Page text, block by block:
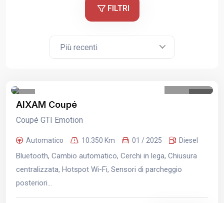
FILTRI
Più recenti
1 /4
AIXAM Coupé
Coupé GTI Emotion
Automatico 10.350 Km 01 / 2025 Diesel
Bluetooth, Cambio automatico, Cerchi in lega, Chiusura
centralizzata, Hotspot Wi-Fi, Sensori di parcheggio
posteriori...